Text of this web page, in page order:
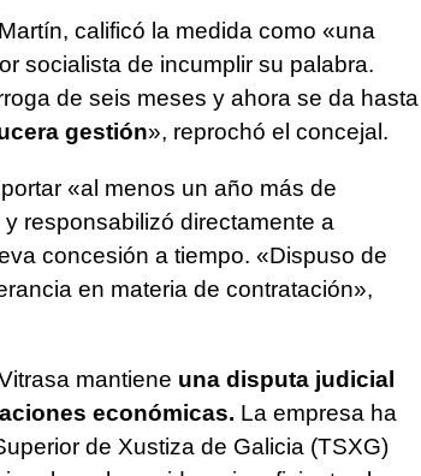
calificó la medida como «una
socialista de incumplir su palabra.
de seis meses y ahora se da hasta
gestión», reprochó el concejal.
«al menos un año más de
responsabilizó directamente a
concesión a tiempo. «Dispuso de
en materia de contratación»,
mantiene una disputa judicial
económicas. La empresa ha
de Xustiza de Galicia (TSXG)